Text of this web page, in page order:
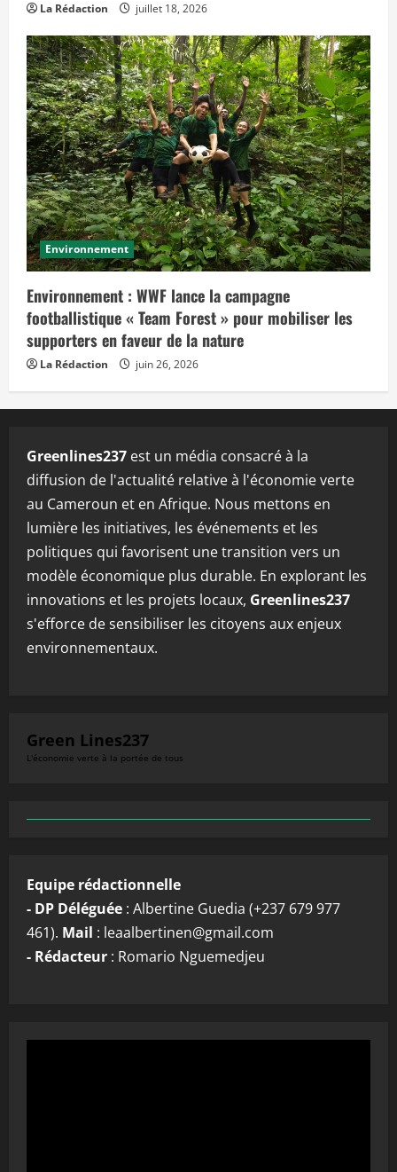
La Rédaction juillet 18, 2026
Environnement
Environnement : WWF lance la campagne
footballistique « Team Forest » pour mobiliser les
supporters en faveur de la nature
La Rédaction juin 26, 2026
Greenlines237 est un média consacré à la
diffusion de l'actualité relative à l'économie verte
au Cameroun et en Afrique. Nous mettons en
lumière les initiatives, les événements et les
politiques qui favorisent une transition vers un
modèle économique plus durable. En explorant les
innovations et les projets locaux, Greenlines237
s'efforce de sensibiliser les citoyens aux enjeux
environnementaux.
Green Lines237
L'économie verte à la portée de tous
Equipe rédactionnelle
- DP Déléguée : Albertine Guedia (+237 679 977
461). Mail : leaalbertinen@gmail.com
- Rédacteur : Romario Nguemedjeu